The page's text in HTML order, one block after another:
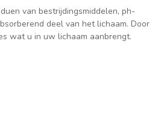
van bestrijdingsmiddelen, ph-
deel van het lichaam. Door
wat u in uw lichaam aanbrengt.